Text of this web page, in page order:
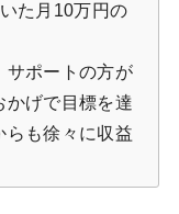
た月10万円の
サポートの方が
かげで目標を達
らも徐々に収益